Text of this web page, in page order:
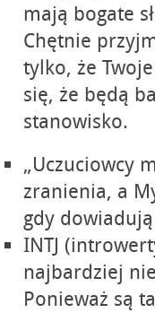
mają bogate
Chętnie
tylko, że
się, że będą
stanowisko.
„Uczuciowcy
zranienia, a
gdy
INTJ
najbardziej
Ponieważ są